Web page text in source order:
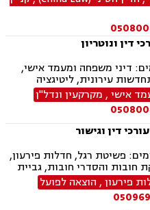
דין ונוטריון
דיני משפחה ומעמד אישי,
עירונית, ליטיגציה
חוזיים, סכסוכים כספיים,
ייפוי כוח מתמשך,
אישי, מקרקעין ונדל"ן
דין וגישור
פשיטת רגל, חדלות פירעון,
חובות והסדרי חובות, גביית
ייפוי כוח מתמשך, דיני
הליכים, מיזוגים ורכישות,
סטרטאפ.
פירעון, הוצאה לפועל